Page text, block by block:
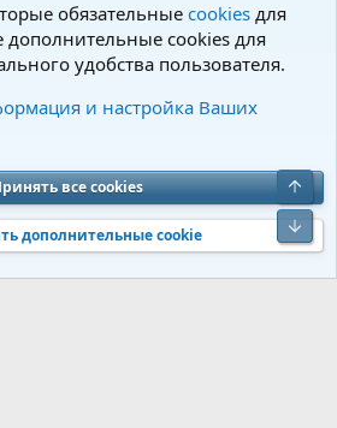
и правила
Помощь
S
S
® © 2010-2026 XenForo Ltd. Перевод от
MediaSites
обязательные cookies для
дополнительные cookies для
удобства пользователя.
и настройка Ваших
все cookies
дополнительные cookie
Верх
Низ